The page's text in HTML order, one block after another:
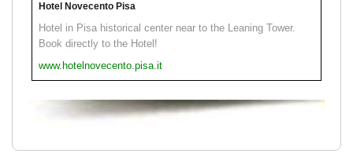
Hotel Novecento Pisa
Hotel in Pisa historical center near to the Leaning Tower.
Book directly to the Hotel!
www.hotelnovecento.pisa.it